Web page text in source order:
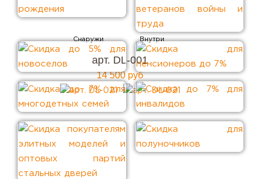
арт. DL-001
14 500 руб